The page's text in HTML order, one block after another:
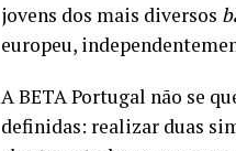
jovens dos mais diversos
europeu,
A BETA Portugal não se
definidas: realizar duas